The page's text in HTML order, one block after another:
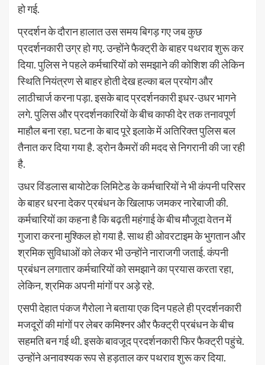
हो गई.
प्रदर्शन के दौरान हालात उस समय बिगड़ गए जब कुछ
प्रदर्शनकारी उग्र हो गए. उन्होंने फैक्ट्री के बाहर पथराव शुरू कर
दिया. पुलिस ने पहले कर्मचारियों को समझाने की कोशिश की लेकिन
स्थिति नियंत्रण से बाहर होती देख हल्का बल प्रयोग और
लाठीचार्ज करना पड़ा. इसके बाद प्रदर्शनकारी इधर-उधर भागने
लगे. पुलिस और प्रदर्शनकारियों के बीच काफी देर तक तनावपूर्ण
माहौल बना रहा. घटना के बाद पूरे इलाके में अतिरिक्त पुलिस बल
तैनात कर दिया गया है. ड्रोन कैमरों की मदद से निगरानी की जा रही
है.
उधर विंडलास बायोटेक लिमिटेड के कर्मचारियों ने भी कंपनी परिसर
के बाहर धरना देकर प्रबंधन के खिलाफ जमकर नारेबाजी की.
कर्मचारियों का कहना है कि बढ़ती महंगाई के बीच मौजूदा वेतन में
गुजारा करना मुश्किल हो गया है. साथ ही ओवरटाइम के भुगतान और
श्रमिक सुविधाओं को लेकर भी उन्होंने नाराजगी जताई. कंपनी
प्रबंधन लगातार कर्मचारियों को समझाने का प्रयास करता रहा,
लेकिन, श्रमिक अपनी मांगों पर अड़े रहे.
एसपी देहात पंकज गैरोला ने बताया एक दिन पहले ही प्रदर्शनकारी
मजदूरों की मांगों पर लेबर कमिश्नर और फैक्ट्री प्रबंधन के बीच
सहमति बन गई थी. इसके बावजूद प्रदर्शनकारी फिर फैक्ट्री पहुंचे.
उन्होंने अनावश्यक रूप से हड़ताल कर पथराव शुरू कर दिया.